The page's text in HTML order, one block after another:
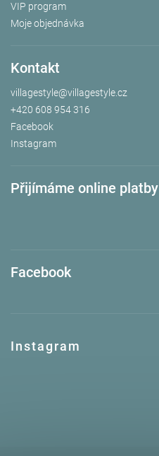
VIP program
Moje objednávka
Kontakt
villagestyle@villagestyle.cz
+420 608 954 316
Facebook
Instagram
Přijímáme online platby
Facebook
Instagram